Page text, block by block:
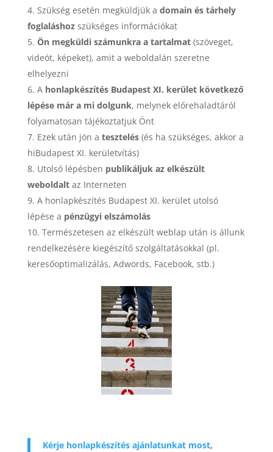
Szükség esetén megküldjük a domain és tárhely
foglaláshozszükséges információkat
Ön megküldi számunkra a tartalmat(szöveget,
videót, képeket), amit a weboldalán szeretne
elhelyezni
A honlapkészítés Budapest XI. kerület következő
lépése már a mi dolgunk, melynek előrehaladtáról
folyamatosan tájékoztatjuk Önt
Ezek után jön a tesztelés(és ha szükséges, akkor a
hiBudapest XI. kerületvítás)
Utolsó lépésben publikáljuk az elkészült
weboldaltaz Interneten
A honlapkészítés Budapest XI. kerület utolsó
lépése a pénzügyi elszámolás
Természetesen az elkészült weblap után is állunk
rendelkezésére kiegészítő szolgáltatásokkal (pl.
keresőoptimalizálás, Adwords, Facebook, stb.)
Kérje honlapkészítés ajánlatunkat most,